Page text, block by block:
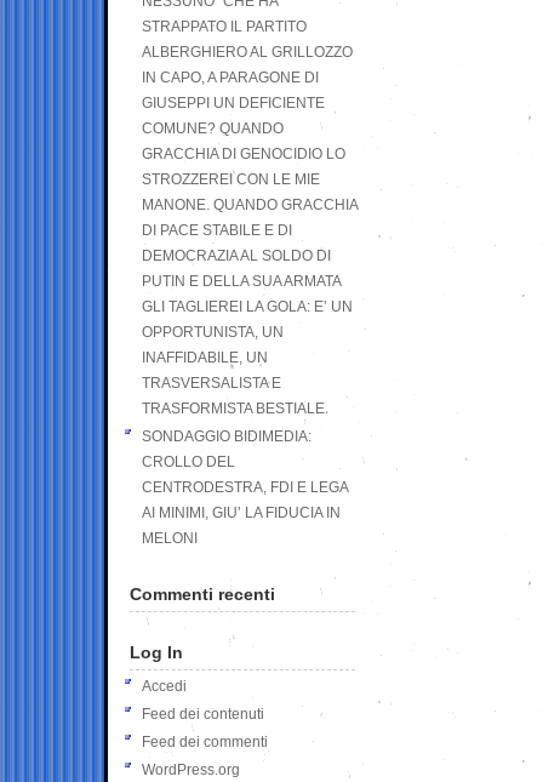
STRAPPATO IL PARTITO
ALBERGHIERO AL GRILLOZZO
IN CAPO, A PARAGONE DI
GIUSEPPI UN DEFICIENTE
COMUNE? QUANDO
GRACCHIA DI GENOCIDIO LO
STROZZEREI CON LE MIE
MANONE. QUANDO GRACCHIA
DI PACE STABILE E DI
DEMOCRAZIA AL SOLDO DI
PUTIN E DELLA SUA ARMATA
GLI TAGLIEREI LA GOLA: E’ UN
OPPORTUNISTA, UN
INAFFIDABILE, UN
TRASVERSALISTA E
TRASFORMISTA BESTIALE.
SONDAGGIO BIDIMEDIA:
CROLLO DEL
CENTRODESTRA, FDI E LEGA
AI MINIMI, GIU’ LA FIDUCIA IN
MELONI
Commenti recenti
Log In
Accedi
Feed dei contenuti
Feed dei commenti
WordPress.org